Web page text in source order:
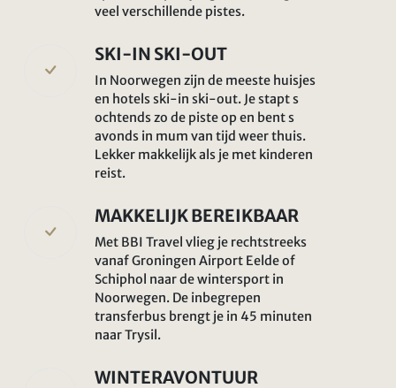
veel verschillende pistes.
SKI-IN SKI-OUT
In Noorwegen zijn de meeste huisjes
en hotels ski-in ski-out. Je stapt s
ochtends zo de piste op en bent s
avonds in mum van tijd weer thuis.
Lekker makkelijk als je met kinderen
reist.
MAKKELIJK BEREIKBAAR
Met BBI Travel vlieg je rechtstreeks
vanaf Groningen Airport Eelde of
Schiphol naar de wintersport in
Noorwegen. De inbegrepen
transferbus brengt je in 45 minuten
naar Trysil.
WINTERAVONTUUR